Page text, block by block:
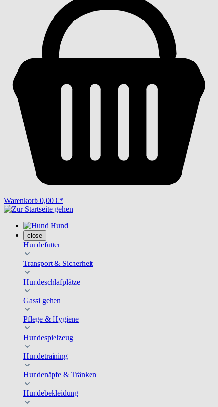
Warenkorb 0,00 €*
Hund
close
Hundefutter
Transport & Sicherheit
Hundeschlafplätze
Gassi gehen
Pflege & Hygiene
Hundespielzeug
Hundetraining
Hundenäpfe & Tränken
Hundebekleidung